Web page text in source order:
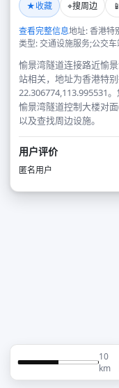
★收藏 ⌖搜周边 📱
查看完整信息地址: 香港特
类型: 交通设施服务;公交
愉景湾隧道连接路近愉
站相关，地址为香港特
22.306774,113.995531
愉景湾隧道控制大楼对
以及查找周边设施。
用户评价
匿名用户
10
km